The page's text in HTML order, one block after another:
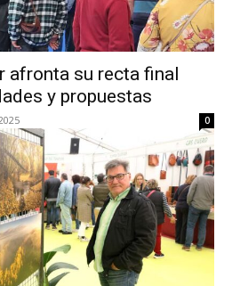
afronta su recta final
y propuestas
0